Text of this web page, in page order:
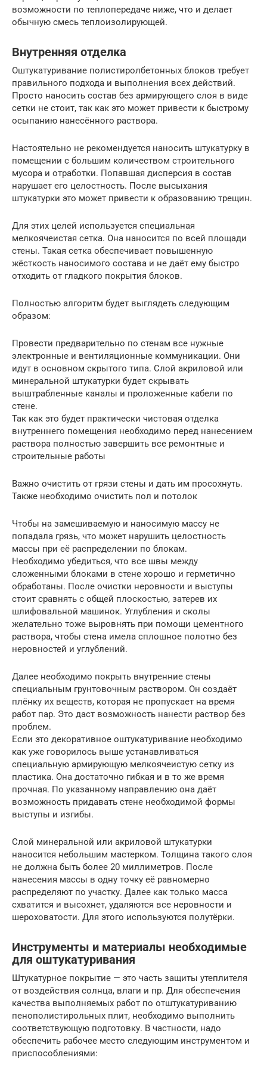
возможности по теплопередаче ниже, что и делает
обычную смесь теплоизолирующей.
Внутренняя отделка
Оштукатуривание полистиролбетонных блоков требует
правильного подхода и выполнения всех действий.
Просто наносить состав без армирующего слоя в виде
сетки не стоит, так как это может привести к быстрому
осыпанию нанесённого раствора.
Настоятельно не рекомендуется наносить штукатурку в
помещении с большим количеством строительного
мусора и отработки. Попавшая дисперсия в состав
нарушает его целостность. После высыхания
штукатурки это может привести к образованию трещин.
Для этих целей используется специальная
мелкоячеистая сетка. Она наносится по всей площади
стены. Такая сетка обеспечивает повышенную
жёсткость наносимого состава и не даёт ему быстро
отходить от гладкого покрытия блоков.
Полностью алгоритм будет выглядеть следующим
образом:
Провести предварительно по стенам все нужные
электронные и вентиляционные коммуникации. Они
идут в основном скрытого типа. Слой акриловой или
минеральной штукатурки будет скрывать
выштрабленные каналы и проложенные кабели по
стене.
Так как это будет практически чистовая отделка
внутреннего помещения необходимо перед нанесением
раствора полностью завершить все ремонтные и
строительные работы
Важно очистить от грязи стены и дать им просохнуть.
Также необходимо очистить пол и потолок
Чтобы на замешиваемую и наносимую массу не
попадала грязь, что может нарушить целостность
массы при её распределении по блокам.
Необходимо убедиться, что все швы между
сложенными блоками в стене хорошо и герметично
обработаны. После очистки неровности и выступы
стоит сравнять с общей плоскостью, затерев их
шлифовальной машинок. Углубления и сколы
желательно тоже выровнять при помощи цементного
раствора, чтобы стена имела сплошное полотно без
неровностей и углублений.
Далее необходимо покрыть внутренние стены
специальным грунтовочным раствором. Он создаёт
плёнку их веществ, которая не пропускает на время
работ пар. Это даст возможность нанести раствор без
проблем.
Если это декоративное оштукатуривание необходимо
как уже говорилось выше устанавливаться
специальную армирующую мелкоячеистую сетку из
пластика. Она достаточно гибкая и в то же время
прочная. По указанному направлению она даёт
возможность придавать стене необходимой формы
выступы и изгибы.
Слой минеральной или акриловой штукатурки
наносится небольшим мастерком. Толщина такого слоя
не должна быть более 20 миллиметров. После
нанесения массы в одну точку её равномерно
распределяют по участку. Далее как только масса
схватится и высохнет, удаляются все неровности и
шероховатости. Для этого используются полутёрки.
Инструменты и материалы необходимые
для оштукатуривания
Штукатурное покрытие — это часть защиты утеплителя
от воздействия солнца, влаги и пр. Для обеспечения
качества выполняемых работ по отштукатуриванию
пенополистирольных плит, необходимо выполнить
соответствующую подготовку. В частности, надо
обеспечить рабочее место следующим инструментом и
приспособлениями: